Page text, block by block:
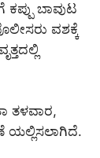
ಬಾವುಟ
ವಶಕ್ಕೆ
ತಳವಾರ,
ಯಲ್ಲಿಸಲಾಗಿದೆ.